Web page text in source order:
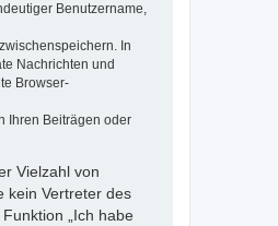
Benutzername,
In
Nachrichten und
Browser-
Ihren Beiträgen oder
Vielzahl von
kein Vertreter des
„Ich habe